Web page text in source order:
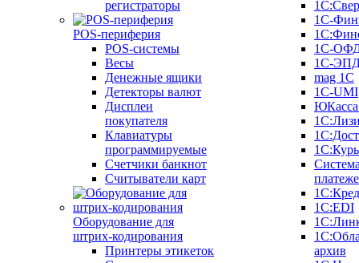
регистраторы
POS-периферия
POS-системы
Весы
Денежные ящики
Детекторы валют
Дисплеи
покупателя
Клавиатуры
программируемые
Счетчики банкнот
Считыватели карт
Оборудование для
штрих-кодирования
Принтеры этикеток
1С-
1С-
1С-
mag 1C
1C-UMI
1С:EDI
архив